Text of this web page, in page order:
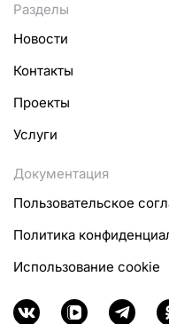
Разделы
Новости
Контакты
Проекты
Услуги
Документация
Пользовательское
Политика
Использование cookie